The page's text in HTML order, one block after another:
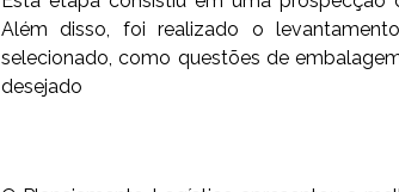
Além disso, foi realizado o
selecionado, como questões de
desejado